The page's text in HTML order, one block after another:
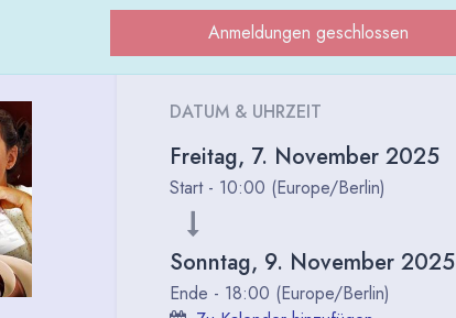
Anmeldungen geschlossen
DATUM & UHRZEIT
Freitag, 7. November 2025
Start - 10:00 (Europe/Berlin)
Sonntag, 9. November 2025
Ende - 18:00 (Europe/Berlin)